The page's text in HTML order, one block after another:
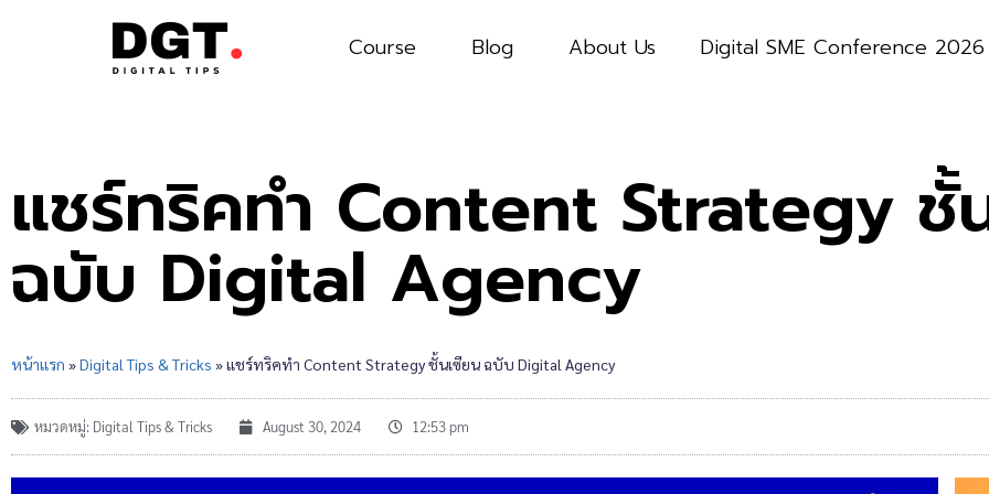
Course Blog About Us Digital SME Conference 2026
แชร์ทริคทำ Content Strategy ชั้
ฉบับ Digital Agency
หน้าแรก »Digital Tips & Tricks »แชร์ทริคทำ Content Strategy ชั้นเซียน ฉบับ Digital Agency
หมวดหมู่: Digital Tips & Tricks August 30, 2024 12:53 pm